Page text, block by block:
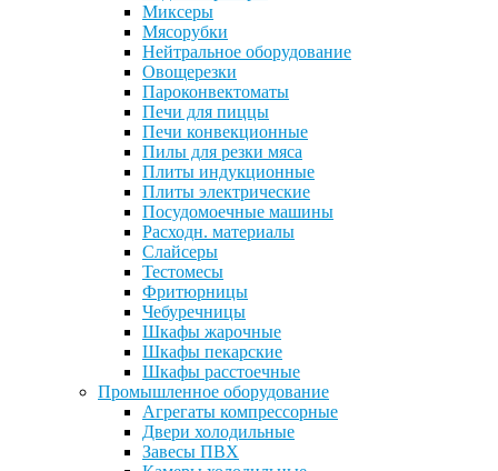
Миксеры
Мясорубки
Нейтральное оборудование
Овощерезки
Пароконвектоматы
Печи для пиццы
Печи конвекционные
Пилы для резки мяса
Плиты индукционные
Плиты электрические
Посудомоечные машины
Расходн. материалы
Слайсеры
Тестомесы
Фритюрницы
Чебуречницы
Шкафы жарочные
Шкафы пекарские
Шкафы расстоечные
Промышленное оборудование
Агрегаты компрессорные
Двери холодильные
Завесы ПВХ